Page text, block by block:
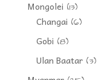
Mongolei (13)
Changai (6)
Gobi (8)
Ulan Baatar(3)